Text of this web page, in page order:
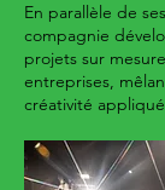
En parallèle de
compagnie
projets sur
entreprises,
créativité